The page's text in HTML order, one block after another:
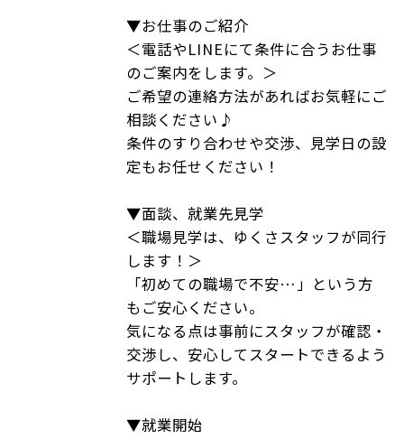
▼お仕事のご紹介
＜電話やLINEにて条件に合うお仕事
のご案内をします。＞
ご希望の連絡方法があればお気軽にご
相談ください♪
条件のすり合わせや交渉、見学日の設
定もお任せください！
▼面談、就業先見学
＜職場見学は、ゆくさスタッフが同行
します！＞
「初めての職場で不安…」という方
もご安心ください。
気になる点は事前にスタッフが確認・
交渉し、安心してスタートできるよう
サポートします。
▼就業開始